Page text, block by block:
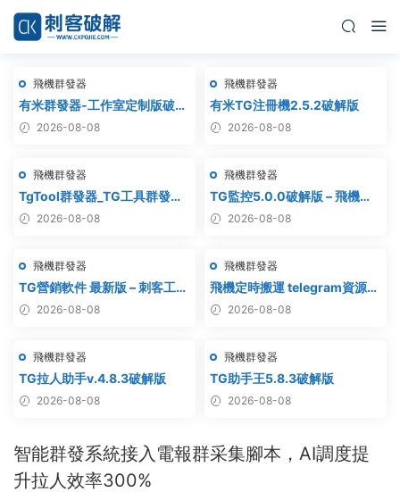
飛機群發器
有米群發器-工作室定制版破解
版 2026-08-08
飛機群發器
有米TG注冊機2.5.2破解版
2026-08-08
飛機群發器
TgTool群發器_TG工具群發器_
最新破解版
2026-08-08
飛機群發器
TG監控5.0.0破解版 – 飛機監
聽軟件2026-08-08
飛機群發器
TG營銷軟件 最新版 – 刺客工作
室破解版
2026-08-08
飛機群發器
飛機定時搬運 telegram資源搬
運 TG頻道搬運 電報頻道克隆
2026-08-08
飛機群發器
TG拉人助手v.4.8.3破解版
2026-08-08
飛機群發器
TG助手王5.8.3破解版
2026-08-08
智能群發系統接入電報群采集腳本，AI調度提
升拉人效率300%